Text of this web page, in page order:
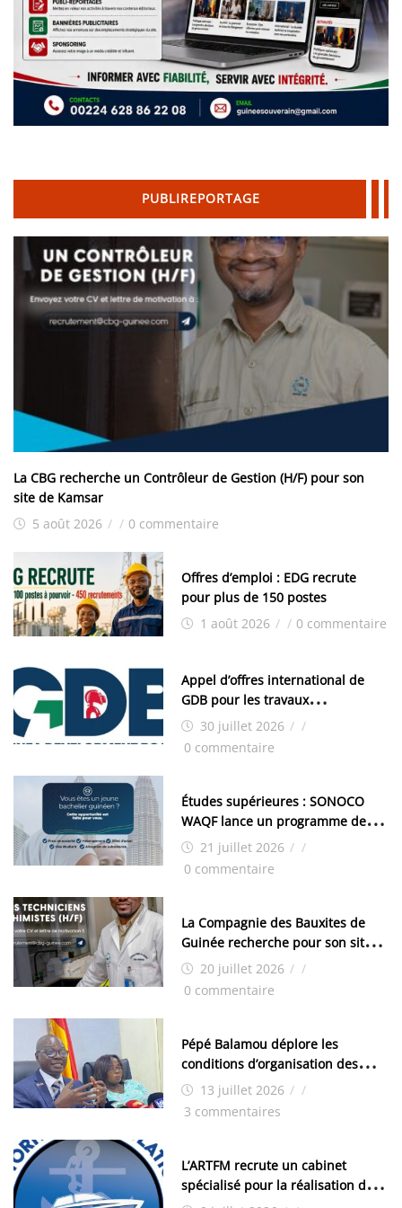
PUBLIREPORTAGE
La CBG recherche un Contrôleur de Gestion (H/F) pour son
site de Kamsar
5 août 2026 / / 0 commentaire
Offres d’emploi : EDG recrute
pour plus de 150 postes
1 août 2026 / / 0 commentaire
Appel d’offres international de
GDB pour les travaux
d’aménagement de la zone
industrielle de FANDJE (PAZIF)
30 juillet 2026 / /
0 commentaire
Études supérieures : SONOCO
WAQF lance un programme de
bourses pour la Malaisie
21 juillet 2026 / /
0 commentaire
La Compagnie des Bauxites de
Guinée recherche pour son site
de Kamsar des techniciens
chimistes (H/F)
20 juillet 2026 / /
0 commentaire
Pépé Balamou déplore les
conditions d’organisation des
examens nationaux : « Si ce sont
les élections, on trouve tous les
13 juillet 2026 / /
3 commentaires
L’ARTFM recrute un cabinet
spécialisé pour la réalisation des